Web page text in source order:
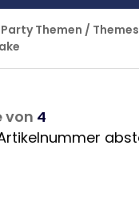
Party Themen / Themes
von 4